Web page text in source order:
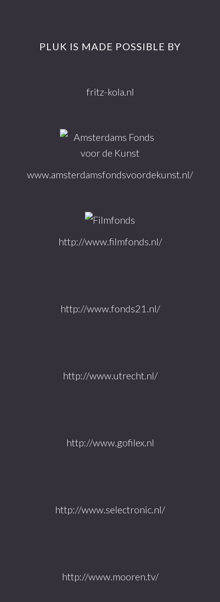
PLUK IS MADE POSSIBLE BY
fritz-kola.nl
www.amsterdamsfondsvoordekunst.nl/
http://www.filmfonds.nl/
http://www.fonds21.nl/
http://www.utrecht.nl/
http://www.gofilex.nl
http://www.selectronic.nl/
http://www.mooren.tv/